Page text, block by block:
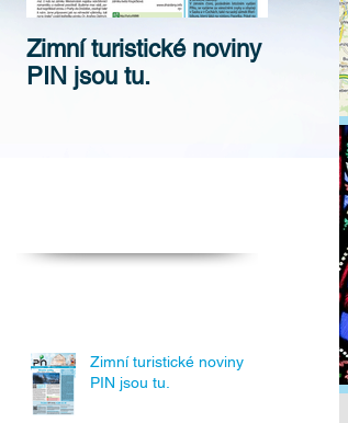
Zimní turistické noviny
PIN jsou tu.
Zimní turistické noviny
PIN jsou tu.